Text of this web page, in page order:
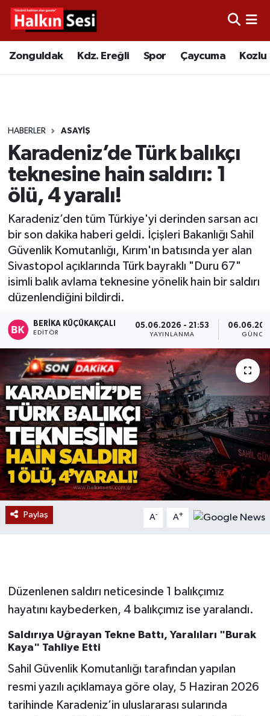
Zonguldak Kdz. Ereğli Spor Çaycuma Kozlu
HABERLER ASAYIŞ
Karadeniz’de Türk balıkçı
teknesine hain saldırı: 1
ölü, 4 yaralı!
Karadeniz’den tüm Türkiye'yi derinden sarsan acı
bir son dakika haberi geldi. İçişleri Bakanlığı Sahil
Güvenlik Komutanlığı, Kırım'ın batısında yer alan
Sivastopol açıklarında Türk bayraklı "Duru 67"
isimli balık avlama teknesine yönelik hain bir saldırı
düzenlendiğini bildirdi.
BERIKA KÜÇÜKAKÇALI
EDITÖR
05.06.2026 - 21:53
YAYINLANMA
Paylaş A- A+
Düzenlenen saldırı neticesinde 1 balıkçımız
hayatını kaybederken, 4 balıkçımız ise yaralandı.
Saldırıya Uğrayan Tekne Battı, Yaralıları "Burak
Kaya" Tahliye Etti
Sahil Güvenlik Komutanlığı tarafından yapılan
resmi yazılı açıklamaya göre olay, 5 Haziran 2026
tarihinde Karadeniz’in uluslararası sularında
Video
Çaycuma
Alaplı
Asayiş
Bartın
Karabük
Devrek
Bolu
ÇEVRE
BİLİM VE TEKNOLOJİ
DUNYA
Düzce
Eğitim
Ekonomi
İş ilanı
Kültür - Sanat
Merkez Hava Durumu
Süper Lig Puan Durumu ve Fikstür
Tüm Manşetler
Son Dakika Haberleri
Haber Arşivi